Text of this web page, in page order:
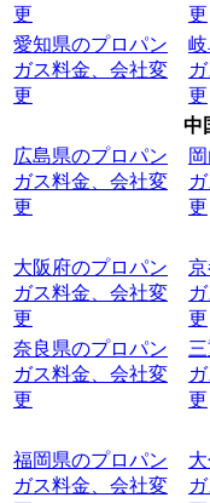
更
更
愛知県のプロパン
ガス料金、会社変
更
更
中
広島県のプロパン
ガス料金、会社変
更
更
大阪府のプロパン
ガス料金、会社変
更
更
奈良県のプロパン
ガス料金、会社変
更
更
福岡県のプロパン
ガス料金、会社変